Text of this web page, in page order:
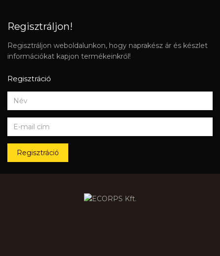
Regisztráljon!
Regisztráljon weboldalunkon, hogy naprakész ár és készlet
információkat kapjon termékeinkről!
Regisztráció
Regisztráció